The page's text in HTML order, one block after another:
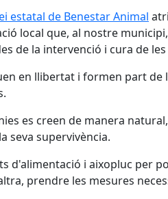
estatal de Benestar Animal
local que, al nostre
de la intervenció i cura de
en llibertat i formen part
es creen de manera
seva supervivència.
d'alimentació i aixopluc per
prendre les mesures